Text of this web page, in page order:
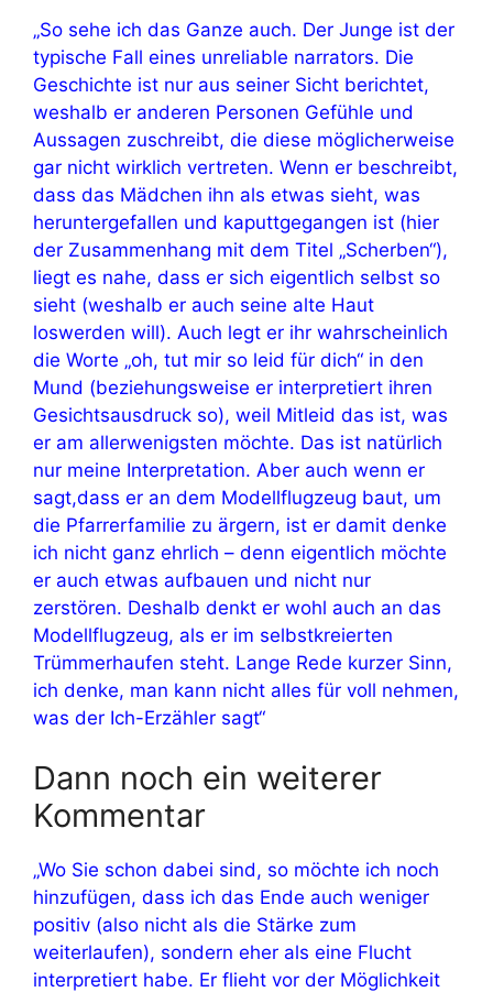
„So sehe ich das Ganze auch. Der Junge ist der
typische Fall eines unreliable narrators. Die
Geschichte ist nur aus seiner Sicht berichtet,
weshalb er anderen Personen Gefühle und
Aussagen zuschreibt, die diese möglicherweise
gar nicht wirklich vertreten. Wenn er beschreibt,
dass das Mädchen ihn als etwas sieht, was
heruntergefallen und kaputtgegangen ist (hier
der Zusammenhang mit dem Titel „Scherben“),
liegt es nahe, dass er sich eigentlich selbst so
sieht (weshalb er auch seine alte Haut
loswerden will). Auch legt er ihr wahrscheinlich
die Worte „oh, tut mir so leid für dich“ in den
Mund (beziehungsweise er interpretiert ihren
Gesichtsausdruck so), weil Mitleid das ist, was
er am allerwenigsten möchte. Das ist natürlich
nur meine Interpretation. Aber auch wenn er
sagt,dass er an dem Modellflugzeug baut, um
die Pfarrerfamilie zu ärgern, ist er damit denke
ich nicht ganz ehrlich – denn eigentlich möchte
er auch etwas aufbauen und nicht nur
zerstören. Deshalb denkt er wohl auch an das
Modellflugzeug, als er im selbstkreierten
Trümmerhaufen steht. Lange Rede kurzer Sinn,
ich denke, man kann nicht alles für voll nehmen,
was der Ich-Erzähler sagt“
Dann noch ein weiterer
Kommentar
„Wo Sie schon dabei sind, so möchte ich noch
hinzufügen, dass ich das Ende auch weniger
positiv (also nicht als die Stärke zum
weiterlaufen), sondern eher als eine Flucht
interpretiert habe. Er flieht vor der Möglichkeit